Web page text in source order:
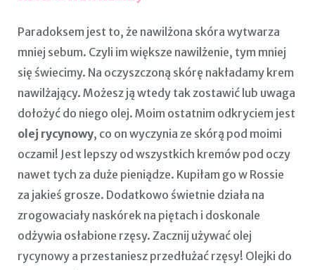
Paradoksem jest to, że nawilżona skóra wytwarza
mniej sebum. Czyli im większe nawilżenie, tym mniej
się świecimy. Na oczyszczoną skórę nakładamy krem
nawilżający. Możesz ją wtedy tak zostawić lub uwaga
dołożyć do niego olej. Moim ostatnim odkryciem jest
olej rycynowy, co on wyczynia ze skórą pod moimi
oczami! Jest lepszy od wszystkich kremów pod oczy
nawet tych za duże pieniądze. Kupiłam go w Rossie
za jakieś grosze. Dodatkowo świetnie działa na
zrogowaciały naskórek na piętach i doskonale
odżywia osłabione rzęsy. Zacznij używać olej
rycynowy a przestaniesz przedłużać rzęsy! Olejki do